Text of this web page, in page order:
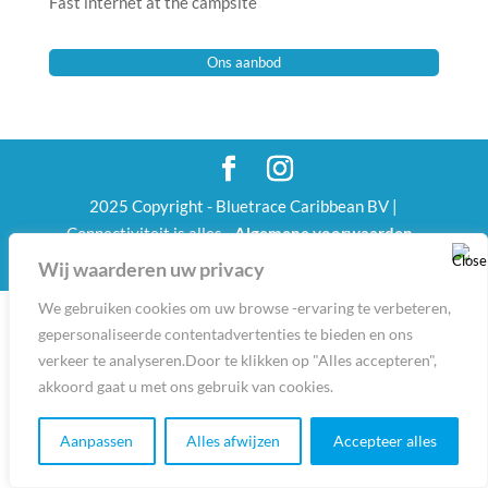
Wij waarderen uw privacy
We gebruiken cookies om uw browse -ervaring te verbeteren,
gepersonaliseerde contentadvertenties te bieden en ons
verkeer te analyseren.Door te klikken op "Alles accepteren",
akkoord gaat u met ons gebruik van cookies.
Aanpassen Alles afwijzen Accepteer alles
Ons aanbod
2025 Copyright - Bluetrace Caribbean BV |
Connectiviteit is alles -Algemene voorwaarden-
Privacy Policy
Nederlands(Dutch) English